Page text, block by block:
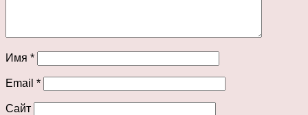
Имя *
Email *
Сайт